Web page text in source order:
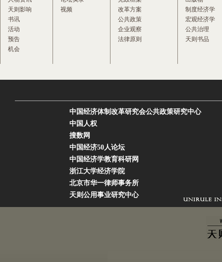
天则影响
书讯
活动
预告
机会
视频
改革方案
公共政策
企业观察
法律原则
制度经济学
宏观经济学
公共治理
天则书品
中国经济体制改革研究会公共政策研究中心
中国人权
搜数网
中国经济50人论坛
中国经济学教育科研网
浙江大学经济学院
北京市华一律师事务所
天则公用事业研究中心